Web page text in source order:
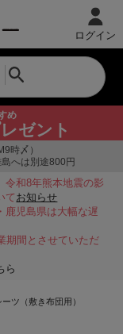
め
ゼント
ログイン
時〆）
へは別途800円
令和8年熊本地震の影
てお知らせ
児島県は大幅な遅
期間とさせていただ
ら
ツ（敷き布団用）